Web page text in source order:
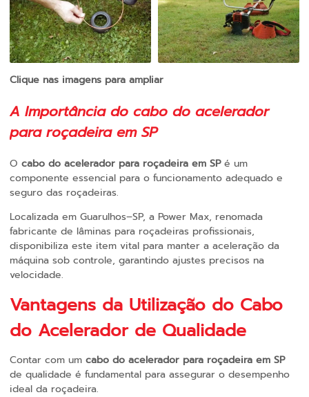
Clique nas imagens para ampliar
A Importância do cabo do acelerador
para roçadeira em SP
O cabo do acelerador para roçadeira em SPé um
componente essencial para o funcionamento adequado e
seguro das roçadeiras.
Localizada em Guarulhos–SP, a Power Max, renomada
fabricante de lâminas para roçadeiras profissionais,
disponibiliza este item vital para manter a aceleração da
máquina sob controle, garantindo ajustes precisos na
velocidade.
Vantagens da Utilização do Cabo
do Acelerador de Qualidade
Contar com um cabo do acelerador para roçadeira em SP
de qualidade é fundamental para assegurar o desempenho
ideal da roçadeira.